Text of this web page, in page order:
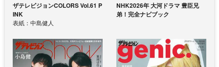
ザテレビジョンCOLORS Vol.61 P
INK
表紙：中島健人
NHK2026年 大河ドラマ 豊臣兄
弟！完全ナビブック